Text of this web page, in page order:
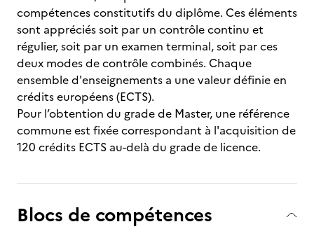
compétences constitutifs du diplôme. Ces éléments
sont appréciés soit par un contrôle continu et
régulier, soit par un examen terminal, soit par ces
deux modes de contrôle combinés. Chaque
ensemble d'enseignements a une valeur définie en
crédits européens (ECTS).
Pour l’obtention du grade de Master, une référence
commune est fixée correspondant à l'acquisition de
120 crédits ECTS au-delà du grade de licence.
Blocs de compétences